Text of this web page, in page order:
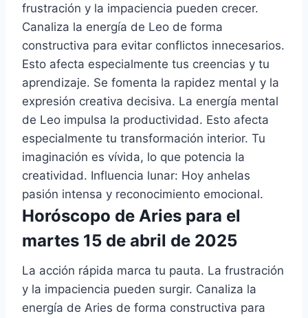
frustración y la impaciencia pueden crecer.
Canaliza la energía de Leo de forma
constructiva para evitar conflictos innecesarios.
Esto afecta especialmente tus creencias y tu
aprendizaje. Se fomenta la rapidez mental y la
expresión creativa decisiva. La energía mental
de Leo impulsa la productividad. Esto afecta
especialmente tu transformación interior. Tu
imaginación es vívida, lo que potencia la
creatividad. Influencia lunar: Hoy anhelas
pasión intensa y reconocimiento emocional.
Horóscopo de Aries para el
martes 15 de abril de 2025
La acción rápida marca tu pauta. La frustración
y la impaciencia pueden surgir. Canaliza la
energía de Aries de forma constructiva para